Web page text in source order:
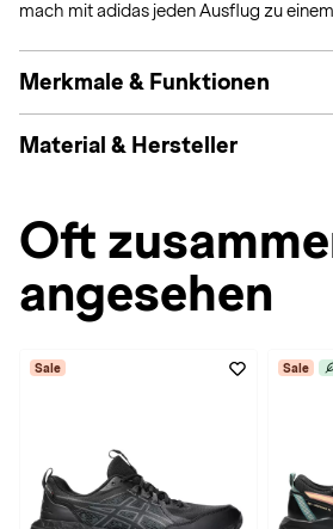
mach mit adidas jeden Ausflug zu
Merkmale & Funktionen
Material & Hersteller
Oft
angesehen
Sale Sale